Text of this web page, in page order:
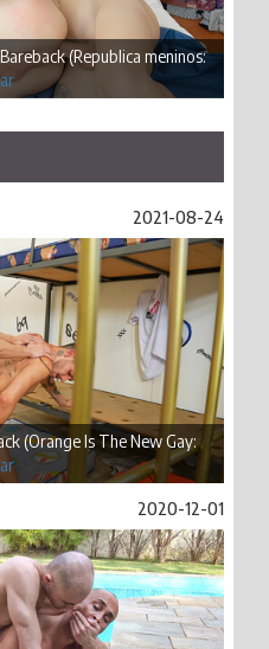
(Republica meninos:
2021-08-24
(Orange Is The New Gay:
2020-12-01